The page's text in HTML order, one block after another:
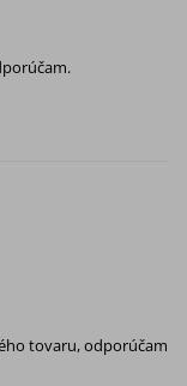
tovaru, odporúčam